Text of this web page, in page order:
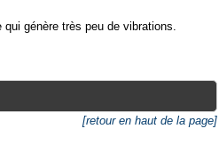
génère très peu de vibrations.
[retour en haut de la page]